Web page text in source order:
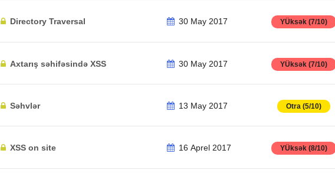
Directory Traversal 30 May 2017 YÜksək (7/10)
Axtarış səhifəsində XSS 30 May 2017 YÜksək (7/10)
Səhvlər 13 May 2017 Otra (5/10)
XSS on site 16 Aprel 2017 YÜksək (8/10)